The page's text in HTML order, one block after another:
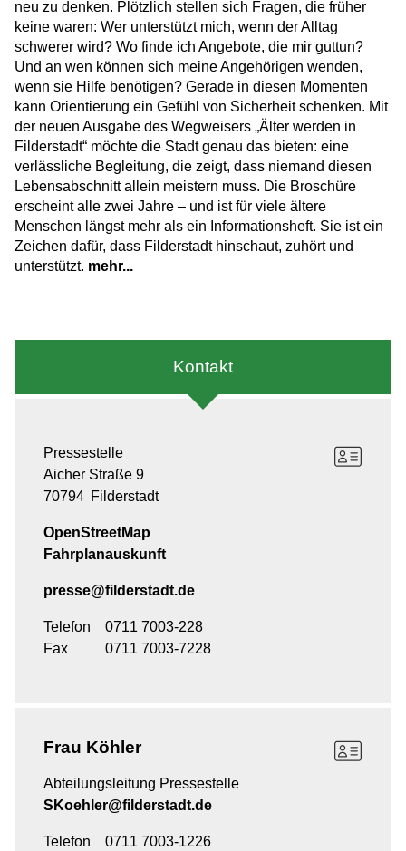
neu zu denken. Plötzlich stellen sich Fragen, die früher
keine waren: Wer unterstützt mich, wenn der Alltag
schwerer wird? Wo finde ich Angebote, die mir guttun?
Und an wen können sich meine Angehörigen wenden,
wenn sie Hilfe benötigen? Gerade in diesen Momenten
kann Orientierung ein Gefühl von Sicherheit schenken. Mit
der neuen Ausgabe des Wegweisers „Älter werden in
Filderstadt“ möchte die Stadt genau das bieten: eine
verlässliche Begleitung, die zeigt, dass niemand diesen
Lebensabschnitt allein meistern muss. Die Broschüre
erscheint alle zwei Jahre – und ist für viele ältere
Menschen längst mehr als ein Informationsheft. Sie ist ein
Zeichen dafür, dass Filderstadt hinschaut, zuhört und
unterstützt. mehr...
Kontakt
Pressestelle
Aicher Straße 9
70794 Filderstadt
OpenStreetMap
Fahrplanauskunft
presse@filderstadt.de
Telefon
0711 7003-228
Fax
0711 7003-7228
Frau Köhler
Abteilungsleitung Pressestelle
SKoehler@filderstadt.de
Telefon
0711 7003-1226